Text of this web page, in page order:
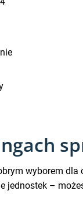
wyborem
jednostek –